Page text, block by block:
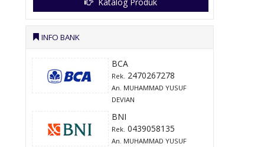
INFO BANK
BCA
Rek. 2470267278
An. MUHAMMAD YUSUF
DEVIAN
BNI
Rek. 0439058135
An. MUHAMMAD YUSUF